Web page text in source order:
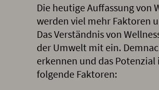
Die heutige Auffassung von
werden viel mehr Faktoren
Das Verständnis von
der Umwelt mit ein.
erkennen und das
folgende Faktoren: